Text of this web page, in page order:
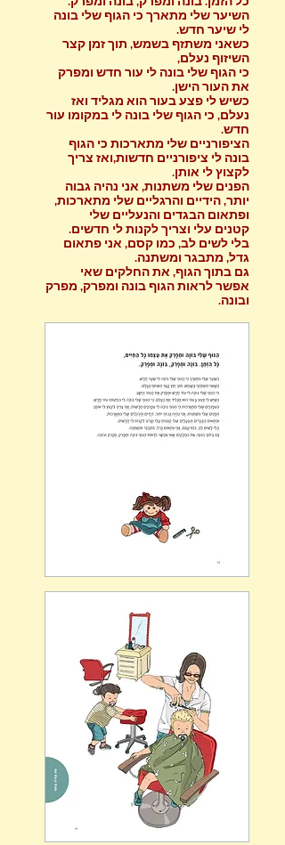
השיער שלי מתארך כי הגוף שלי בונה
לי שיער חדש.
כשאני משתזף בשמש, תוך זמן קצר
השיזוף נעלם,
כי הגוף שלי בונה לי עור חדש ומפרק
את העור הישן.
כשיש לי פצע בעור הוא מגליד ואז
נעלם, כי הגוף שלי בונה לי במקומו עור
חדש.
הציפורניים שלי מתארכות כי הגוף
בונה לי ציפורניים חדשות,ואז צריך
לקצוץ לי אותן.
הפנים שלי משתנות, אני נהיה גבוה
יותר, הידיים והרגליים שלי מתארכות,
ופתאום הבגדים והנעליים שלי
קטנים עלי וצריך לקנות לי חדשים.
בלי לשים לב, כמו קסם, אני פתאום
גדל, מתבגר ומשתנה.
גם בתוך הגוף, את החלקים שאי
אפשר לראות הגוף בונה ומפרק, מפרק
ובונה.